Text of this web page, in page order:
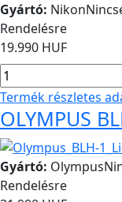
Gyártó: Nikon
Rendelésre
19.990 HUF
Termék részletes
OLYMPUS
Gyártó: Olympus
Rendelésre